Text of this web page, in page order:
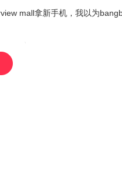
mall拿新手机，我以为